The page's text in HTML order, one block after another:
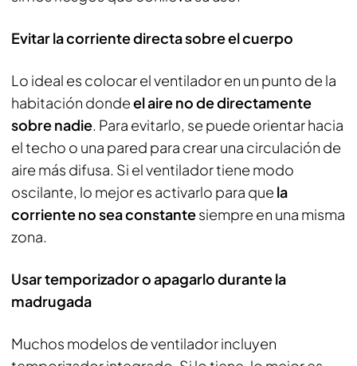
Evitar la corriente directa sobre el cuerpo
Lo ideal es colocar el ventilador en un punto de la
habitación dondeel aire no de directamente
sobre nadie. Para evitarlo, se puede orientar hacia
el techo o una pared para crear una circulación de
aire más difusa. Si el ventilador tiene modo
oscilante, lo mejor es activarlo para que la
corriente no sea constantesiempre en una misma
zona.
Usar temporizador o apagarlo durante la
madrugada
Muchos modelos de ventilador incluyen